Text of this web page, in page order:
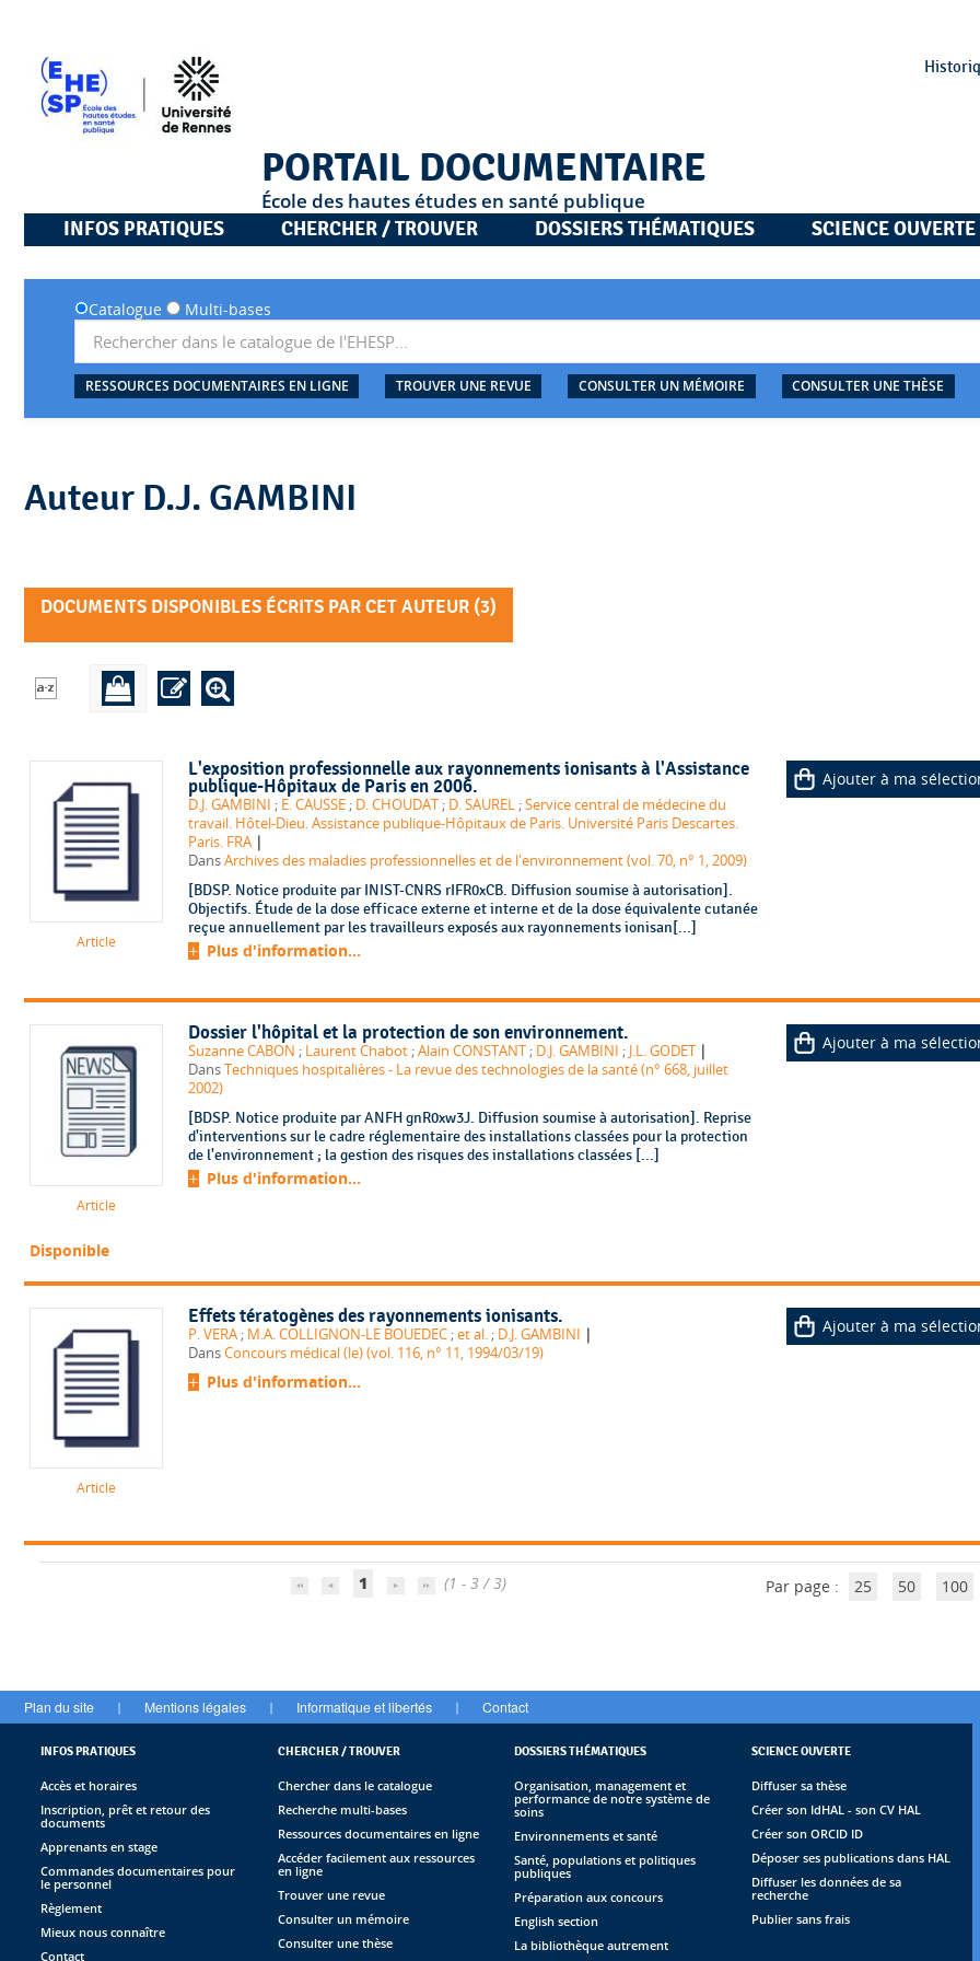
PORTAIL DOCUMENTAIRE
École des hautes études en santé publique
INFOS PRATIQUES
CHERCHER / TROUVER DOSSIERS THÉMATIQUES SCIENCE OUVERTE
Catalogue Multi-bases
RESSOURCES DOCUMENTAIRES EN LIGNE TROUVER UNE REVUE CONSULTER UN MÉMOIRE CONSULTER UNE THÈSE
Auteur D.J. GAMBINI
DOCUMENTS DISPONIBLES ÉCRITS PAR CET AUTEUR (3)
Article
L'exposition professionnelle aux rayonnements ionisants à l'Assistance
publique-Hôpitaux de Paris en 2006.
D.J. GAMBINI ; E. CAUSSE ; D. CHOUDAT ; D. SAUREL ;Service central de médecine du
travail. Hôtel-Dieu. Assistance publique-Hôpitaux de Paris. Université Paris Descartes.
Paris. FRA |
DansArchives des maladies professionnelles et de l'environnement (vol. 70, n° 1, 2009)
[BDSP. Notice produite par INIST-CNRS rIFR0xCB. Diffusion soumise à autorisation].
Objectifs. Étude de la dose efficace externe et interne et de la dose équivalente cutanée
reçue annuellement par les travailleurs exposés aux rayonnements ionisan[...]
Plus d'information...
Ajouter à ma
Article
Dossier l'hôpital et la protection de son environnement.
Suzanne CABON ; Laurent Chabot ;Alain CONSTANT ; D.J. GAMBINI ; J.L. GODET |
DansTechniques hospitalières - La revue des technologies de la santé (n° 668, juillet
2002)
[BDSP. Notice produite par ANFH gnR0xw3J. Diffusion soumise à autorisation]. Reprise
d'interventions sur le cadre réglementaire des installations classées pour la protection
de l'environnement ; la gestion des risques des installations classées [...]
Plus d'information...
Ajouter à ma
Disponible
Article
Effets tératogènes des rayonnements ionisants.
P. VERA ; M.A. COLLIGNON-LE BOUEDEC ;et al. ; D.J. GAMBINI |
DansConcours médical (le) (vol. 116, n° 11, 1994/03/19)
Plus d'information...
Ajouter à ma
1 (1 - 3 / 3) Par page : 25 50 100
Plan du site | Mentions légales | Informatique et libertés | Contact
INFOS PRATIQUES
Accès et horaires
Inscription, prêt et retour des
documents
Apprenants en stage
Commandes documentaires pour
le personnel
Règlement
Mieux nous connaître
Contact
CHERCHER / TROUVER
Chercher dans le catalogue
Recherche multi-bases
Ressources documentaires en ligne
Accéder facilement aux ressources
en ligne
Trouver une revue
Consulter un mémoire
Consulter une thèse
DOSSIERS THÉMATIQUES
Organisation, management et
performance de notre système de
soins
Environnements et santé
Santé, populations et politiques
publiques
Préparation aux concours
English section
La bibliothèque autrement
SCIENCE OUVERTE
Diffuser sa thèse
Créer son IdHAL - son CV HAL
Créer son ORCID ID
Déposer ses publications dans HAL
Diffuser les données de sa
recherche
Publier sans frais